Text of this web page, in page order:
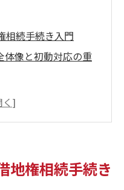
相続手続き入門
体像と初動対応の重
地権相続の基本ポイ
おきたい名義変更の
地権相続手続き